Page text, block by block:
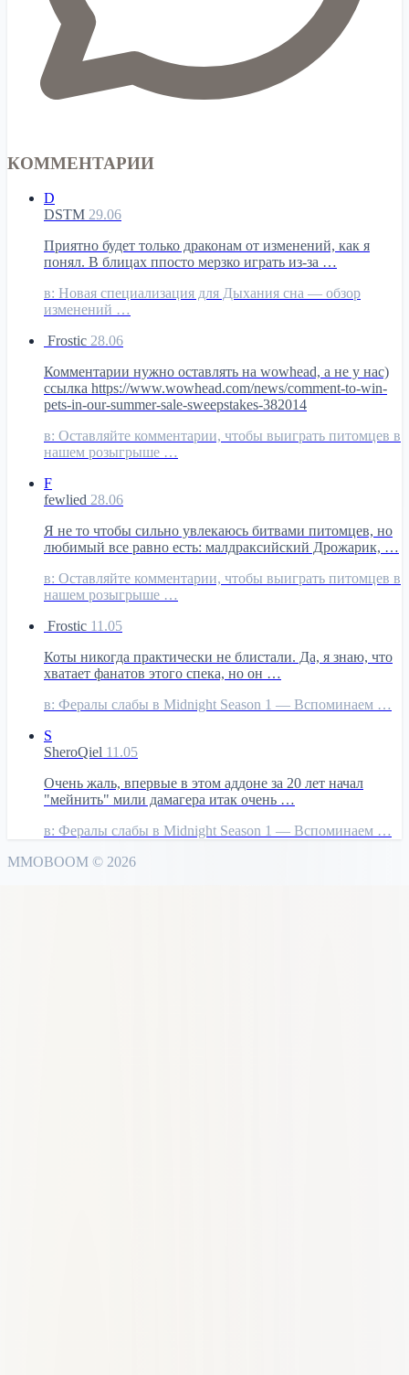
КОММЕНТАРИИ
D
DSTM 29.06
Приятно будет только драконам от изменений, как я
понял. В блицах ппосто мерзко играть из-за …
в: Новая специализация для Дыхания сна — обзор
изменений …
Frostic 28.06
Комментарии нужно оставлять на wowhead, а не у нас)
ссылка https://www.wowhead.com/news/comment-to-win-
pets-in-our-summer-sale-sweepstakes-382014
в: Оставляйте комментарии, чтобы выиграть питомцев в
нашем розыгрыше …
F
fewlied 28.06
Я не то чтобы сильно увлекаюсь битвами питомцев, но
любимый все равно есть: малдраксийский Дрожарик, …
в: Оставляйте комментарии, чтобы выиграть питомцев в
нашем розыгрыше …
Frostic 11.05
Коты никогда практически не блистали. Да, я знаю, что
хватает фанатов этого спека, но он …
в: Фералы слабы в Midnight Season 1 — Вспоминаем …
S
SheroQiel 11.05
Очень жаль, впервые в этом аддоне за 20 лет начал
"мейнить" мили дамагера итак очень …
в: Фералы слабы в Midnight Season 1 — Вспоминаем …
MMOBOOM © 2026